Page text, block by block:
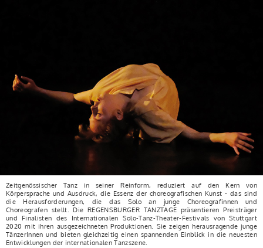
Zeitgenössischer Tanz in seiner Reinform, reduziert auf den Kern von
Körpersprache und Ausdruck, die Essenz der choreografischen Kunst - das sind
die Herausforderungen, die das Solo an junge Choreografinnen und
Choreografen stellt. Die REGENSBURGER TANZTAGE präsentieren Preisträger
und Finalisten des Internationalen Solo-Tanz-Theater-Festivals von Stuttgart
2020 mit ihren ausgezeichneten Produktionen. Sie zeigen herausragende junge
TänzerInnen und bieten gleichzeitig einen spannenden Einblick in die neuesten
Entwicklungen der internationalen Tanzszene.